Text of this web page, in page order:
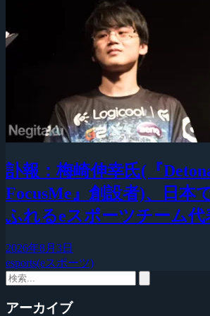
訃報：梅崎伸幸氏(『
FocusMe』創設者)、日本
ふれるeスポーツチーム代
2026年8月3日
esports(eスポーツ)
アーカイブ